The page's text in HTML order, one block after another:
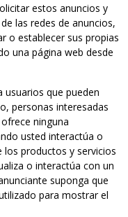
estos anuncios y
las redes de anuncios,
o establecer sus propias
una página web desde
usuarios que pueden
personas interesadas
ninguna
usted interactúa o
los productos y servicios
o interactúa con un
suponga que
para mostrar el